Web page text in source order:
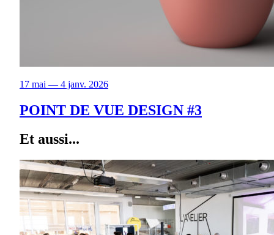
17 mai — 4 janv. 2026
POINT DE VUE DESIGN #3
Et aussi...